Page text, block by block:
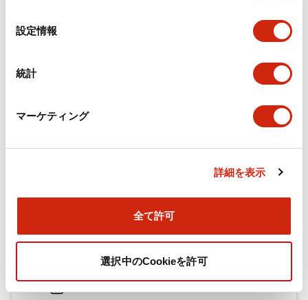
設定情報
統計
マーケティング
詳細を表示
全て許可
選択中のCookieを許可
ドキュメントとファイル
カタログ
（日本語）
TWシリーズ コントロールユニット（2025年6月版）
.PDF1.65MB